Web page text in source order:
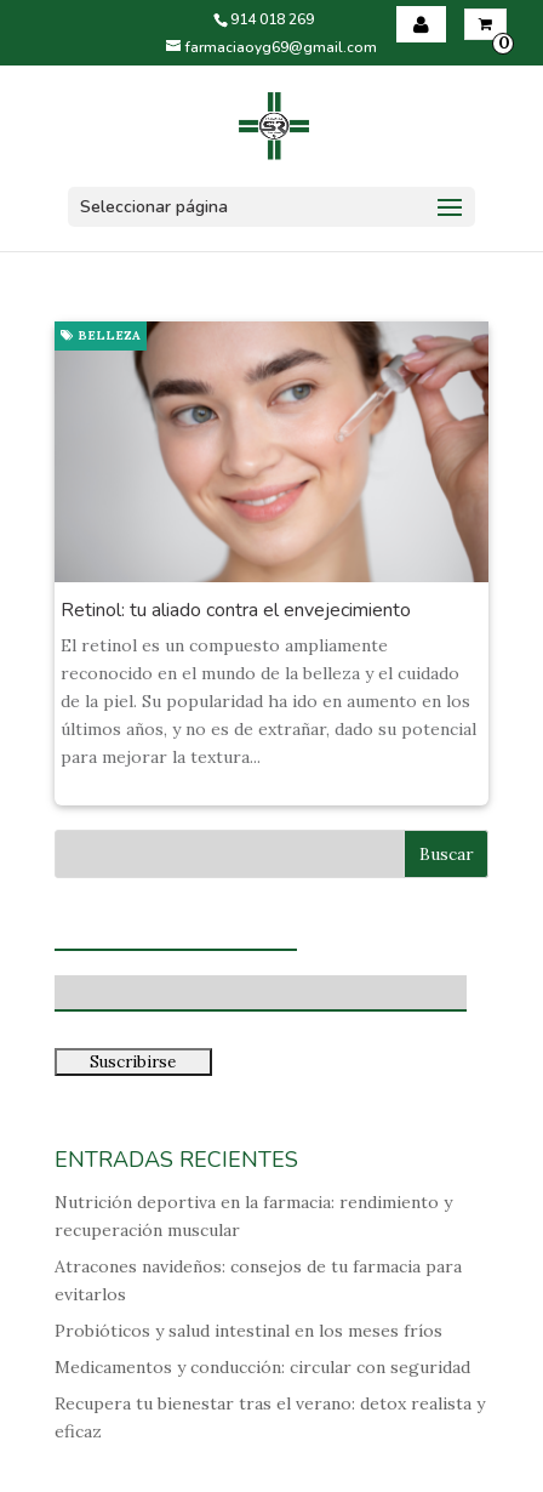
914 018 269
farmaciaoyg69@gmail.com
0
Iniciar sesión
Registrarse
Seleccionar página
Retinol: tu aliado contra el envejecimiento
BELLEZA
El retinol es un compuesto ampliamente
reconocido en el mundo de la belleza y el cuidado
de la piel. Su popularidad ha ido en aumento en los
últimos años, y no es de extrañar, dado su potencial
para mejorar la textura...
ENTRADAS RECIENTES
Nutrición deportiva en la farmacia: rendimiento y
recuperación muscular
Atracones navideños: consejos de tu farmacia para
evitarlos
Probióticos y salud intestinal en los meses fríos
Medicamentos y conducción: circular con seguridad
Recupera tu bienestar tras el verano: detox realista y
eficaz